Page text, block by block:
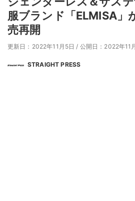
服ブランド「ELMISA」
売再開
更新日：2022年11月5日 / 公開日：2022年11
STRAIGHT PRESS